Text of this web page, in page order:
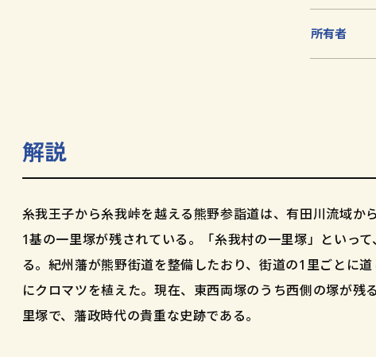
所有者
解説
糸我王子から糸我峠を越える熊野参詣道は、有田川流域か
1基の一里塚が残されている。「糸我村の一里塚」といっ
る。紀州藩が熊野街道を整備したおり、街道の1里ごとに
にクロマツを植えた。現在、東西両塚のうち西側の塚が残
里塚で、藩政時代の貴重な史跡である。